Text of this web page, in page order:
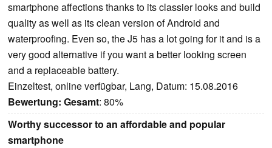
smartphone affections thanks to its classier looks and build
quality as well as its clean version of Android and
waterproofing. Even so, the J5 has a lot going for it and is a
very good alternative if you want a better looking screen
and a replaceable battery.
Einzeltest, online verfügbar, Lang, Datum: 15.08.2016
Bewertung: Gesamt: 80%
Worthy successor to an affordable and popular
smartphone